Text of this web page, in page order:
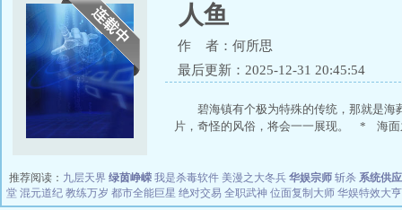
人鱼
作 者：何所思
最后更新：2025-12-31 20:45:54
碧海镇有个极为特殊的传统，那就是
片，奇怪的风俗，将会一一展现。 * 海面
推荐阅读： 九层天界 绿茵峥嵘 我是杀毒软件 美漫之大冬兵 华娱宗师 斩杀 系统供
堂 混元道纪 教练万岁 都市全能巨星 绝对交易 全职武神 位面复制大师 华娱特效大亨